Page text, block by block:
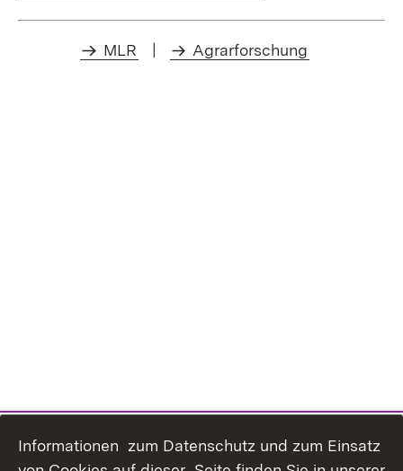
MLR Agrarforschung
Inhaltsübersicht
Kontakt
Informationen zum Datenschutz und zum Einsatz